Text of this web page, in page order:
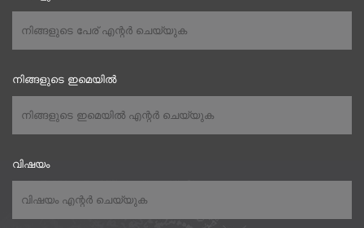
നിങ്ങളുടെ ഇമെയിൽ
വിഷയം